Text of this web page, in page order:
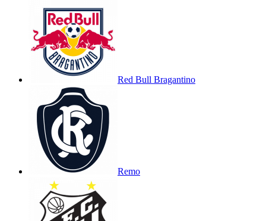
Red Bull Bragantino
Remo